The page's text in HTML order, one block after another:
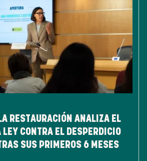
RESTAURACIÓN ANALIZA EL
LEY CONTRA EL DESPERDICIO
SUS PRIMEROS 6 MESES